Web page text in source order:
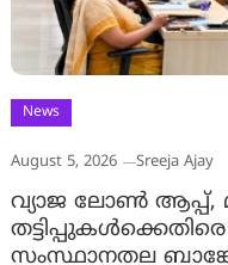
News
August 5, 2026 Sreeja Ajay
വ്യാജ ലോൺ ആപ്പ്,
സംസ്ഥാനതല